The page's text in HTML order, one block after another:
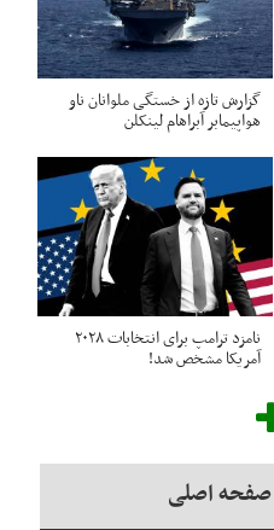
گزارش تازه از خستگی ملوانان ناو
هواپیمابر آبراهام لینکلن
نامزد ترامپ برای انتخابات ۲۰۲۸
آمریکا مشخص شد!
اصلی